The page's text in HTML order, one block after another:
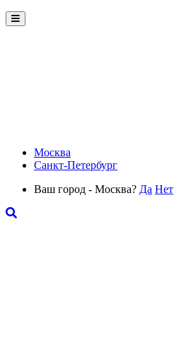
Menu
Москва
Санкт-Петербург
Ваш город - Москва? Да Нет